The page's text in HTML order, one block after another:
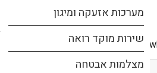
מערכות אזעקה ומיגון
שירות מוקד רואה
מצלמות אבטחה
It seems we can’t find